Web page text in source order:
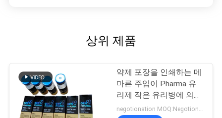
상위 제품
약제 포장을 인쇄하는 메
마른 주입이 Pharma 유
리제 작은 유리병에 의하
여 레테르를 붙입니다